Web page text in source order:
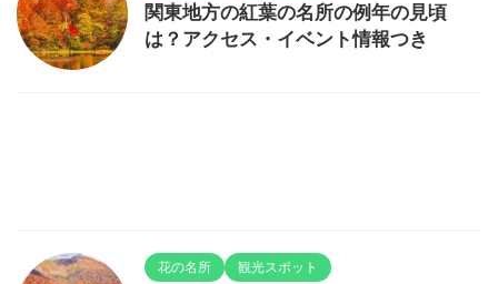
関東地方の紅葉の名所の例年の見頃
は？アクセス・イベント情報つき
花の名所 観光スポット